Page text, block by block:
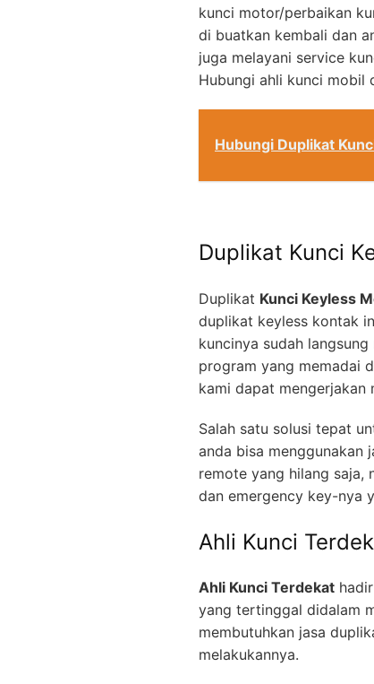
kunci motor/perbaikan
di buatkan kembali dan
juga melayani service
Hubungi ahli kunci mobil
Hubungi Duplikat
Duplikat Kunci
Duplikat Kunci Keyless
duplikat keyless kontak
kuncinya sudah
program yang memadai
kami dapat
Salah satu solusi tepat
anda bisa menggunakan
remote yang hilang saja,
dan emergency key-nya
Ahli Kunci
Ahli Kunci Terdekat
yang tertinggal didalam
membutuhkan jasa
melakukannya.